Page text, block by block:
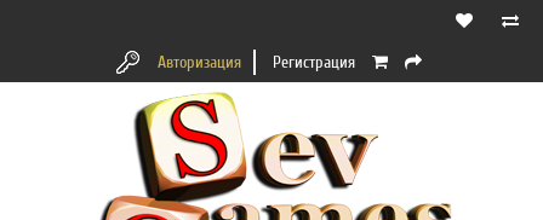
Авторизация Регистрация